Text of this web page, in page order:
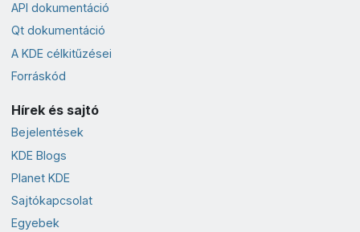
API dokumentáció
Qt dokumentáció
A KDE célkitűzései
Forráskód
Hírek és sajtó
Bejelentések
KDE Blogs
Planet KDE
Sajtókapcsolat
Egyebek